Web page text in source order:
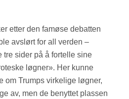
etter den famøse debatten
avslørt for all verden –
tre sider på å fortelle sine
løgner». Her kunne
om Trumps virkelige løgner,
av, men de benyttet plassen